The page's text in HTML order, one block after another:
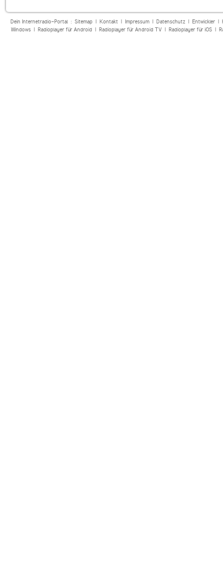
Dein Internetradio-Portal : Sitemap| Kontakt| Impressum| Datenschutz| Entwickler|
Windows| Radioplayer für Android| Radioplayer für Android TV| Radioplayer für iOS|